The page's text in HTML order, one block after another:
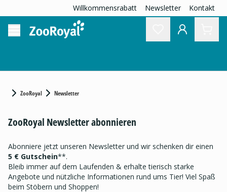
Willkommensrabatt Newsletter Kontakt
ZooRoyal Newsletter
ZooRoyal Newsletter abonnieren
Abonniere jetzt unseren Newsletter und wir schenken dir einen
5 € Gutschein**.
Bleib immer auf dem Laufenden & erhalte tierisch starke
Angebote und nützliche Informationen rund ums Tier! Viel Spaß
beim Stöbern und Shoppen!